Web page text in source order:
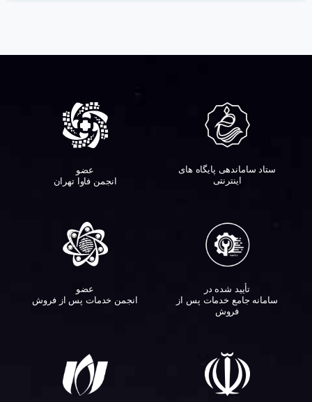
ستاد ساماندهی پایگاه های
اینترنتی
عضو
انجمن فاوا تهران
تأیید شده در
سامانه جامع خدمات پس از
فروش
عضو
انجمن خدمات پس از فروش